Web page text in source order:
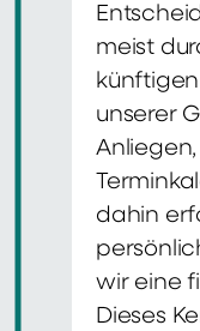
meist
unserer
dahin
wir eine
Dieses